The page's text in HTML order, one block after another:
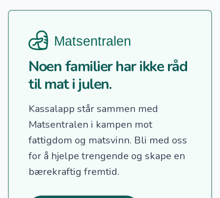
Noen familier har ikke råd
til mat i julen.
Kassalapp står sammen med
Matsentralen i kampen mot
fattigdom og matsvinn. Bli med oss
for å hjelpe trengende og skape en
bærekraftig fremtid.